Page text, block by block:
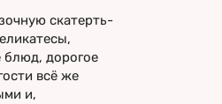
скатерть-
блюд, дорогое
всё же
и,